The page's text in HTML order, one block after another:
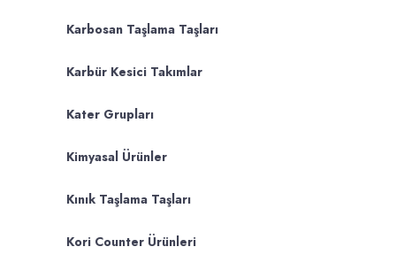
Karbosan Taşlama Taşları
Karbür Kesici Takımlar
Kater Grupları
Kimyasal Ürünler
Kınık Taşlama Taşları
Kori Counter Ürünleri